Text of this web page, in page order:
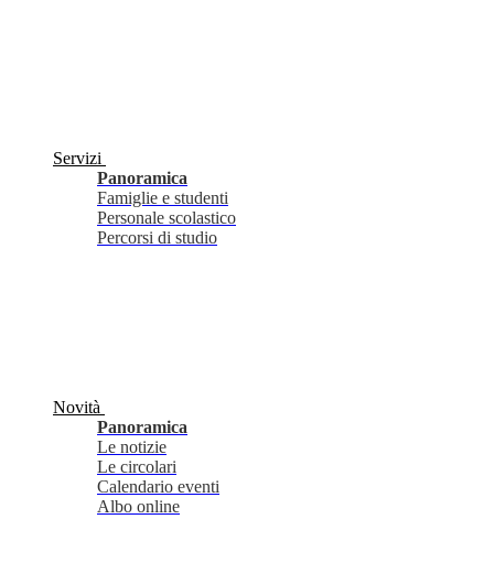
Servizi
Panoramica
Famiglie e studenti
Personale scolastico
Percorsi di studio
Novità
Panoramica
Le notizie
Le circolari
Calendario eventi
Albo online